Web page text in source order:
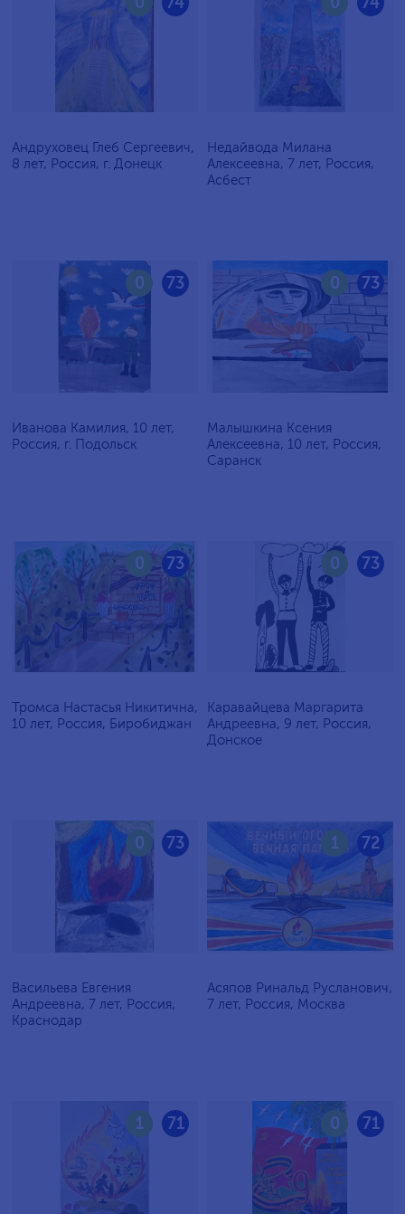
Андруховец Глеб Сергеевич,
8 лет, Россия, г. Донецк
Недайвода Милана
Алексеевна, 7 лет, Россия,
Асбест
73
0
Иванова Камилия, 10 лет,
Россия, г. Подольск
73
0
Малышкина Ксения
Алексеевна, 10 лет, Россия,
Саранск
73
0
Тромса Настасья Никитична,
10 лет, Россия, Биробиджан
73
0
Каравайцева Маргарита
Андреевна, 9 лет, Россия,
Донское
73
0
Васильева Евгения
Андреевна, 7 лет, Россия,
Краснодар
72
1
Асяпов Ринальд Русланович,
7 лет, Россия, Москва
71
1 71
0